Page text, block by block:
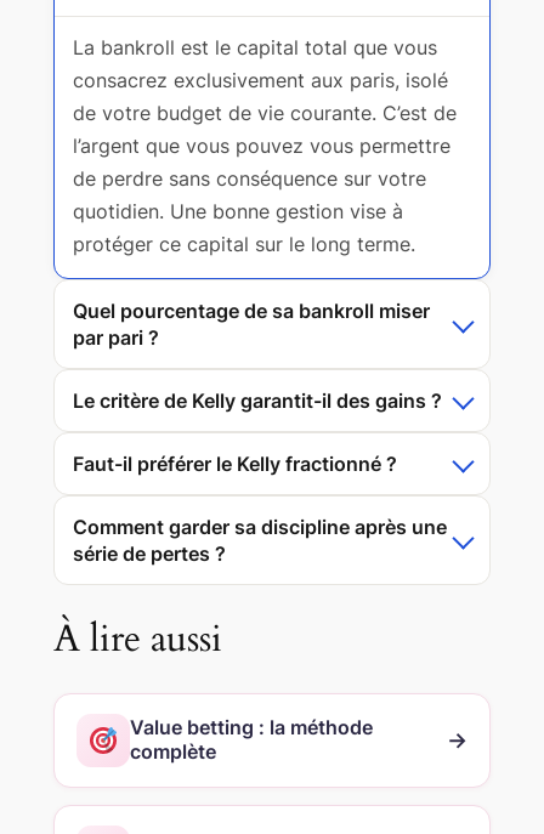
La bankroll est le capital total que vous
consacrez exclusivement aux paris, isolé
de votre budget de vie courante. C’est de
l’argent que vous pouvez vous permettre
de perdre sans conséquence sur votre
quotidien. Une bonne gestion vise à
protéger ce capital sur le long terme.
Quel pourcentage de sa bankroll miser
par pari ?
Le critère de Kelly garantit-il des gains ?
Faut-il préférer le Kelly fractionné ?
Comment garder sa discipline après une
série de pertes ?
À lire aussi
Value betting : la méthode
complète
→